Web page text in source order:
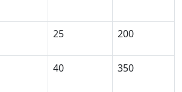
25 200
40 350